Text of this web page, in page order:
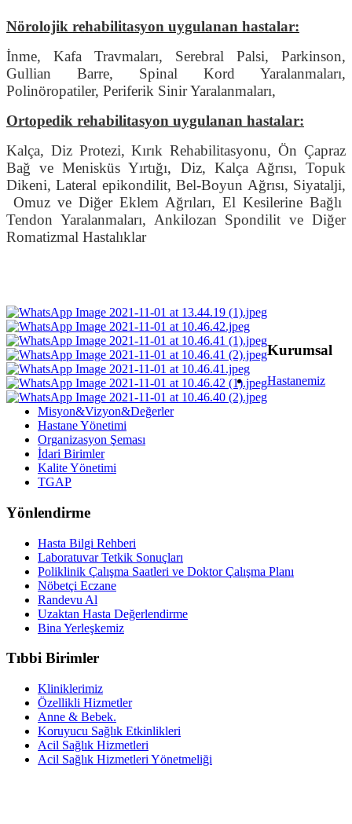
Nörolojik rehabilitasyon uygulanan hastalar:
İnme, Kafa Travmaları, Serebral Palsi, Parkinson,
Gullian Barre, Spinal Kord Yaralanmaları,
Polinöropatiler, Periferik Sinir Yaralanmaları,
Ortopedik rehabilitasyon uygulanan hastalar:
Kalça, Diz Protezi, Kırık Rehabilitasyonu, Ön Çapraz
Bağ ve Menisküs Yırtığı, Diz, Kalça Ağrısı, Topuk
Dikeni, Lateral epikondilit, Bel-Boyun Ağrısı, Siyatalji,
Omuz ve Diğer Eklem Ağrıları, El Kesilerine Bağlı
Tendon Yaralanmaları, Ankilozan Spondilit ve Diğer
Romatizmal Hastalıklar
Kurumsal
Hastanemiz
Misyon&Vizyon&Değerler
Hastane Yönetimi
Organizasyon Şeması
İdari Birimler
Kalite Yönetimi
TGAP
Yönlendirme
Hasta Bilgi Rehberi
Laboratuvar Tetkik Sonuçları
Poliklinik Çalışma Saatleri ve Doktor Çalışma Planı
Nöbetçi Eczane
Randevu Al
Uzaktan Hasta Değerlendirme
Bina Yerleşkemiz
Tıbbi Birimler
Kliniklerimiz
Özellikli Hizmetler
Anne & Bebek.
Koruyucu Sağlık Etkinlikleri
Acil Sağlık Hizmetleri
Acil Sağlık Hizmetleri Yönetmeliği